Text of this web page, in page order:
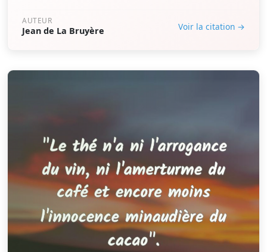
AUTEUR
Jean de La Bruyère Voir la citation →